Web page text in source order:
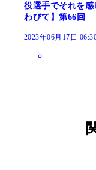
役選手でそれを
わびて】第66回
2023年06月17日